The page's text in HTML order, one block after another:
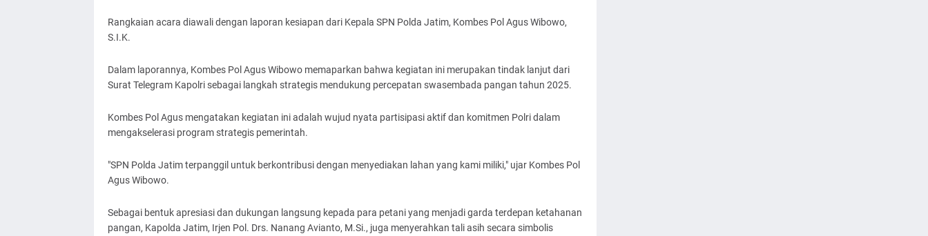
Rangkaian acara diawali dengan laporan kesiapan dari Kepala SPN Polda Jatim, Kombes Pol Agus Wibowo,
S.I.K.
Dalam laporannya, Kombes Pol Agus Wibowo memaparkan bahwa kegiatan ini merupakan tindak lanjut dari
Surat Telegram Kapolri sebagai langkah strategis mendukung percepatan swasembada pangan tahun 2025.
Kombes Pol Agus mengatakan kegiatan ini adalah wujud nyata partisipasi aktif dan komitmen Polri dalam
mengakselerasi program strategis pemerintah.
"SPN Polda Jatim terpanggil untuk berkontribusi dengan menyediakan lahan yang kami miliki," ujar Kombes Pol
Agus Wibowo.
Sebagai bentuk apresiasi dan dukungan langsung kepada para petani yang menjadi garda terdepan ketahanan
pangan, Kapolda Jatim, Irjen Pol. Drs. Nanang Avianto, M.Si., juga menyerahkan tali asih secara simbolis